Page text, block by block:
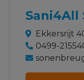
Sani4All
Ekkersrijt
0499-